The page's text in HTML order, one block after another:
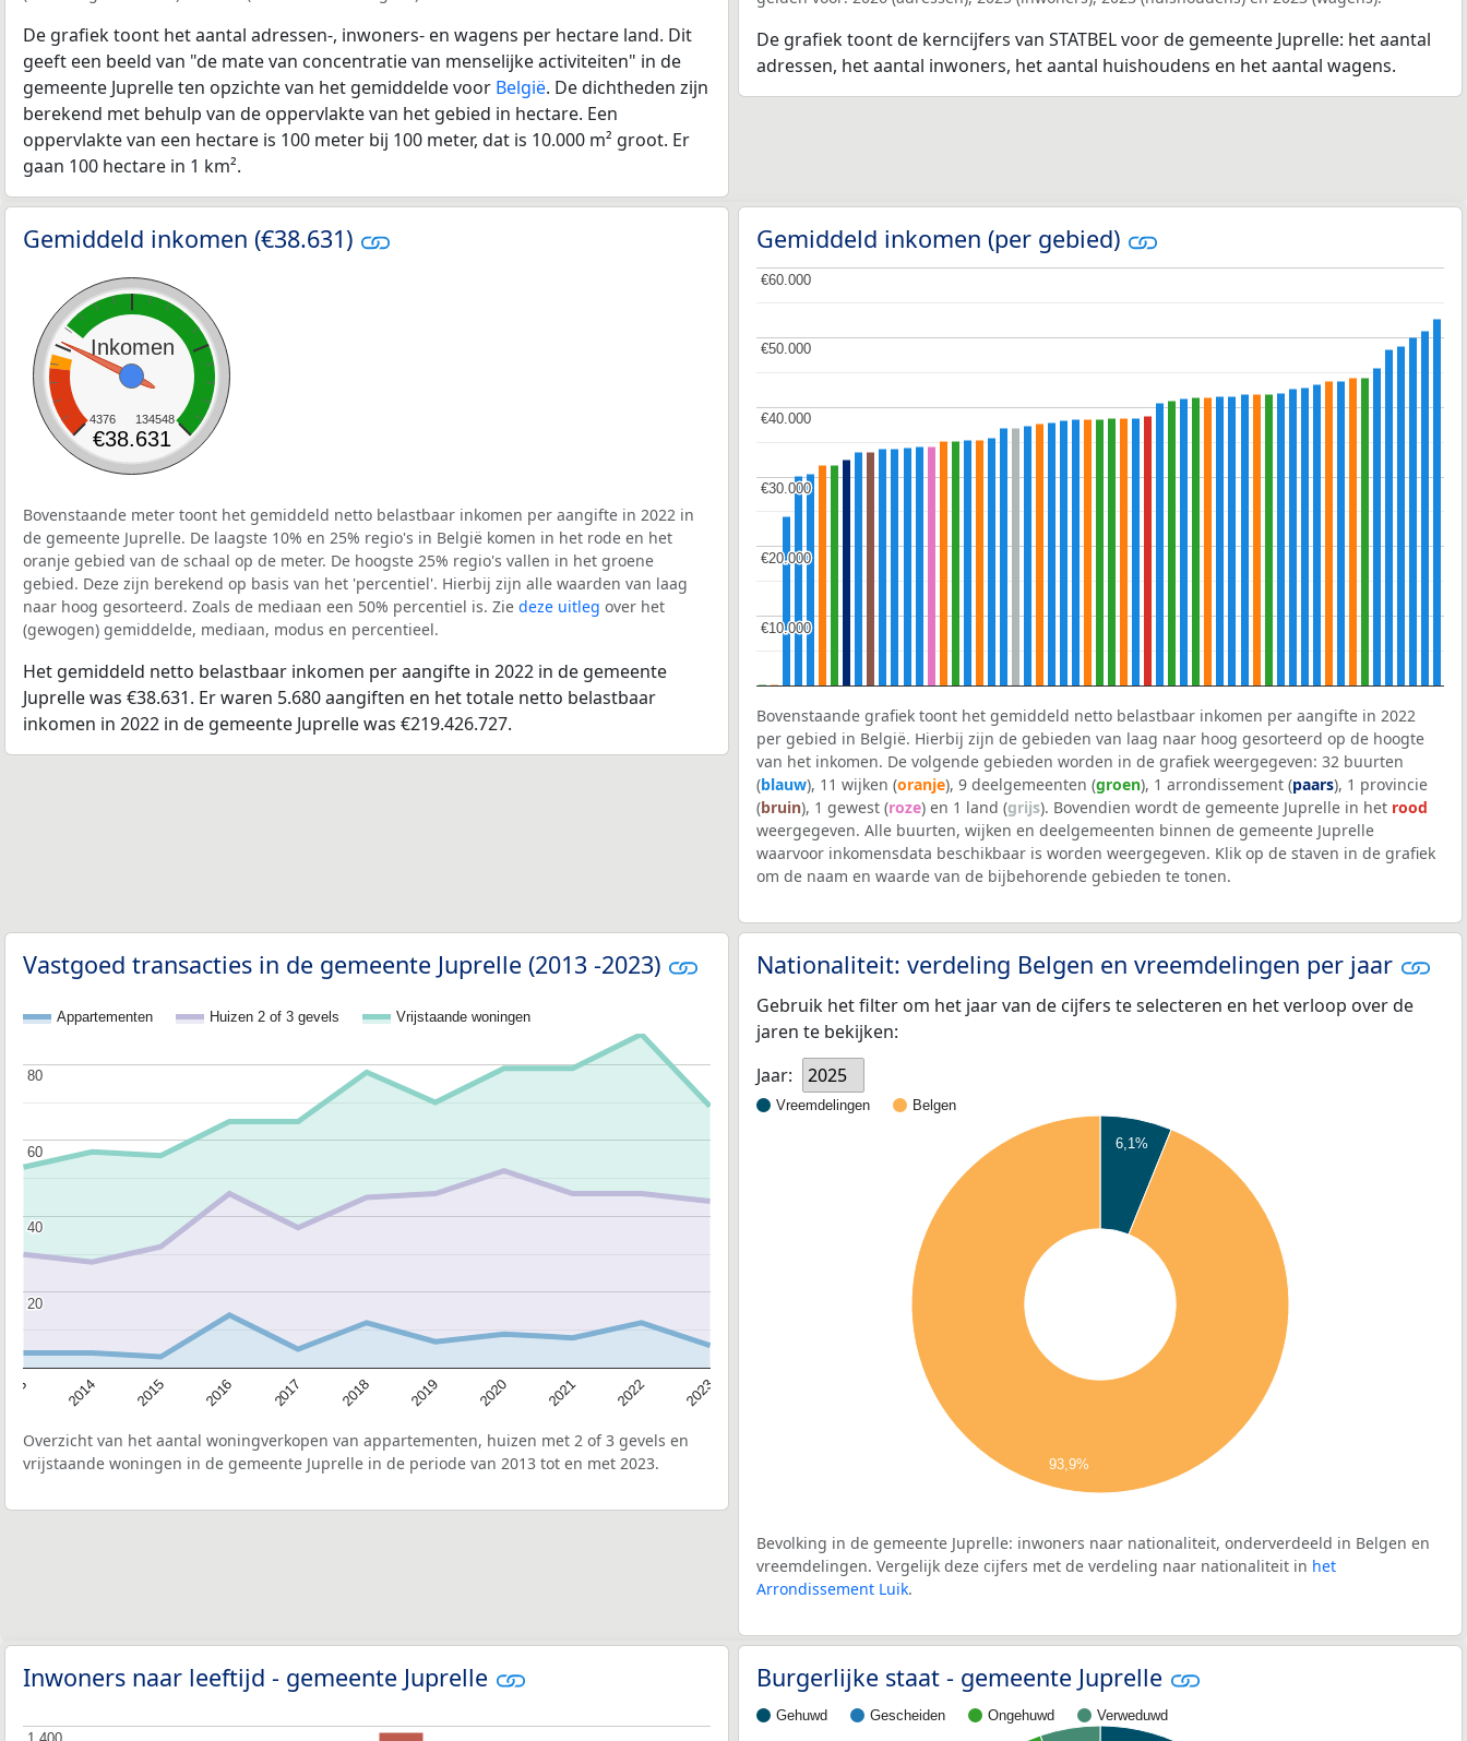
De grafiek toont het aantal adressen-, inwoners- en wagens per hectare land. Dit
geeft een beeld van "de mate van concentratie van menselijke activiteiten" in de
gemeente Juprelle ten opzichte van het gemiddelde voor België. De dichtheden zijn
berekend met behulp van de oppervlakte van het gebied in hectare. Een
oppervlakte van een hectare is 100 meter bij 100 meter, dat is 10.000 m² groot. Er
gaan 100 hectare in 1 km².
De grafiek toont de kerncijfers van STATBEL voor de gemeente Juprelle: het aantal
adressen, het aantal inwoners, het aantal huishoudens en het aantal wagens.
Gemiddeld inkomen (€38.631)
Inkomen
4376 134548
€38.631
Bovenstaande meter toont het gemiddeld netto belastbaar inkomen per aangifte in 2022 in
de gemeente Juprelle. De laagste 10% en 25% regio's in België komen in het rode en het
oranje gebied van de schaal op de meter. De hoogste 25% regio's vallen in het groene
gebied. Deze zijn berekend op basis van het 'percentiel'. Hierbij zijn alle waarden van laag
naar hoog gesorteerd. Zoals de mediaan een 50% percentiel is. Zie deze uitleg over het
(gewogen) gemiddelde, mediaan, modus en percentieel.
Het gemiddeld netto belastbaar inkomen per aangifte in 2022 in de gemeente
Juprelle was €38.631. Er waren 5.680 aangiften en het totale netto belastbaar
inkomen in 2022 in de gemeente Juprelle was €219.426.727.
Gemiddeld inkomen (per gebied)
€10.000
€10.000
€20.000
€20.000
€30.000
€30.000
€40.000
€40.000
€50.000
€50.000
€60.000
€60.000
Bovenstaande grafiek toont het gemiddeld netto belastbaar inkomen per aangifte in 2022
per gebied in België. Hierbij zijn de gebieden van laag naar hoog gesorteerd op de hoogte
van het inkomen. De volgende gebieden worden in de grafiek weergegeven: 32 buurten
(blauw), 11 wijken (oranje), 9 deelgemeenten (groen), 1 arrondissement (paars), 1 provincie
(bruin), 1 gewest (roze) en 1 land (grijs). Bovendien wordt de gemeente Juprelle in het rood
weergegeven. Alle buurten, wijken en deelgemeenten binnen de gemeente Juprelle
waarvoor inkomensdata beschikbaar is worden weergegeven. Klik op de staven in de grafiek
om de naam en waarde van de bijbehorende gebieden te tonen.
Vastgoed transacties in de gemeente Juprelle (2013 -2023)
Appartementen Huizen 2 of 3 gevels Vrijstaande woningen
2014 2015 2016 2017 2018 2019 2020 2021 2022 2023
20
20
40
40
60
60
80
80
Overzicht van het aantal woningverkopen van appartementen, huizen met 2 of 3 gevels en
vrijstaande woningen in de gemeente Juprelle in de periode van 2013 tot en met 2023.
Nationaliteit: verdeling Belgen en vreemdelingen per jaar
Gebruik het filter om het jaar van de cijfers te selecteren en het verloop over de
jaren te bekijken:
Jaar:
2025
Vreemdelingen Belgen
6,1%
93,9%
Bevolking in de gemeente Juprelle: inwoners naar nationaliteit, onderverdeeld in Belgen en
vreemdelingen. Vergelijk deze cijfers met de verdeling naar nationaliteit in het
Arrondissement Luik.
Inwoners naar leeftijd - gemeente Juprelle Burgerlijke staat - gemeente Juprelle
Gehuwd Gescheiden Ongehuwd Verweduwd